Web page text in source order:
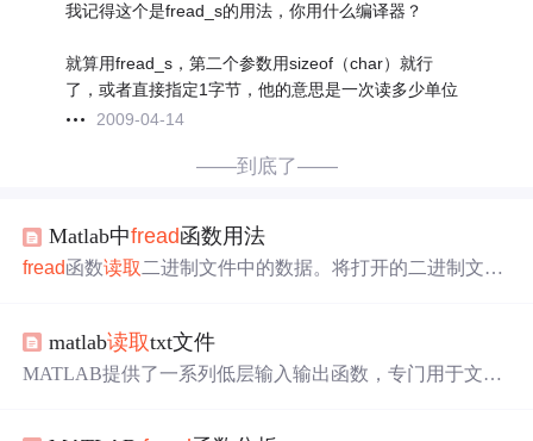
我记得这个是fread_s的用法，你用什么编译器？
就算用fread_s，第二个参数用sizeof（char）就行
了，或者直接指定1字节，他的意思是一次读多少单位
2009-04-14
——到底了——
Matlab中fread函数用法
fread函数读取 二进制文件中的数据。将打开的二进制文件
open 可打开文件并获取 fileID 值。
ose(fileID) 来关闭文件。将文件数据读取到维度为 sizeA 的
matlab读取txt文件
MATLAB提供了一系列低层输入输出函数，专门用于文件